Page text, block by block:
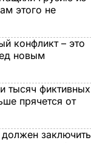
этого не
конфликт – это
новым
тысяч фиктивных
прячется от
заключить